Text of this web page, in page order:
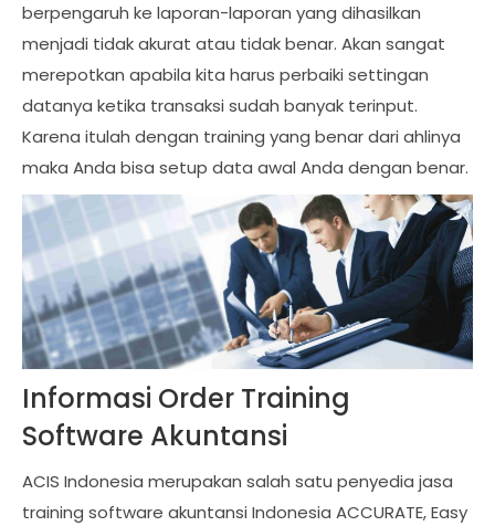
berpengaruh ke laporan-laporan yang dihasilkan
menjadi tidak akurat atau tidak benar. Akan sangat
merepotkan apabila kita harus perbaiki settingan
datanya ketika transaksi sudah banyak terinput.
Karena itulah dengan training yang benar dari ahlinya
maka Anda bisa setup data awal Anda dengan benar.
Informasi Order Training
Software Akuntansi
ACIS Indonesia merupakan salah satu penyedia jasa
training software akuntansi Indonesia ACCURATE, Easy